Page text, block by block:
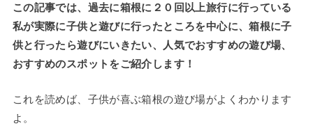
この記事では、過去に箱根に２０回以上旅行に行っている
私が実際に子供と遊びに行ったところを中心に、箱根に子
供と行ったら遊びにいきたい、人気でおすすめの遊び場、
おすすめのスポットをご紹介します！
これを読めば、子供が喜ぶ箱根の遊び場がよくわかります
よ。